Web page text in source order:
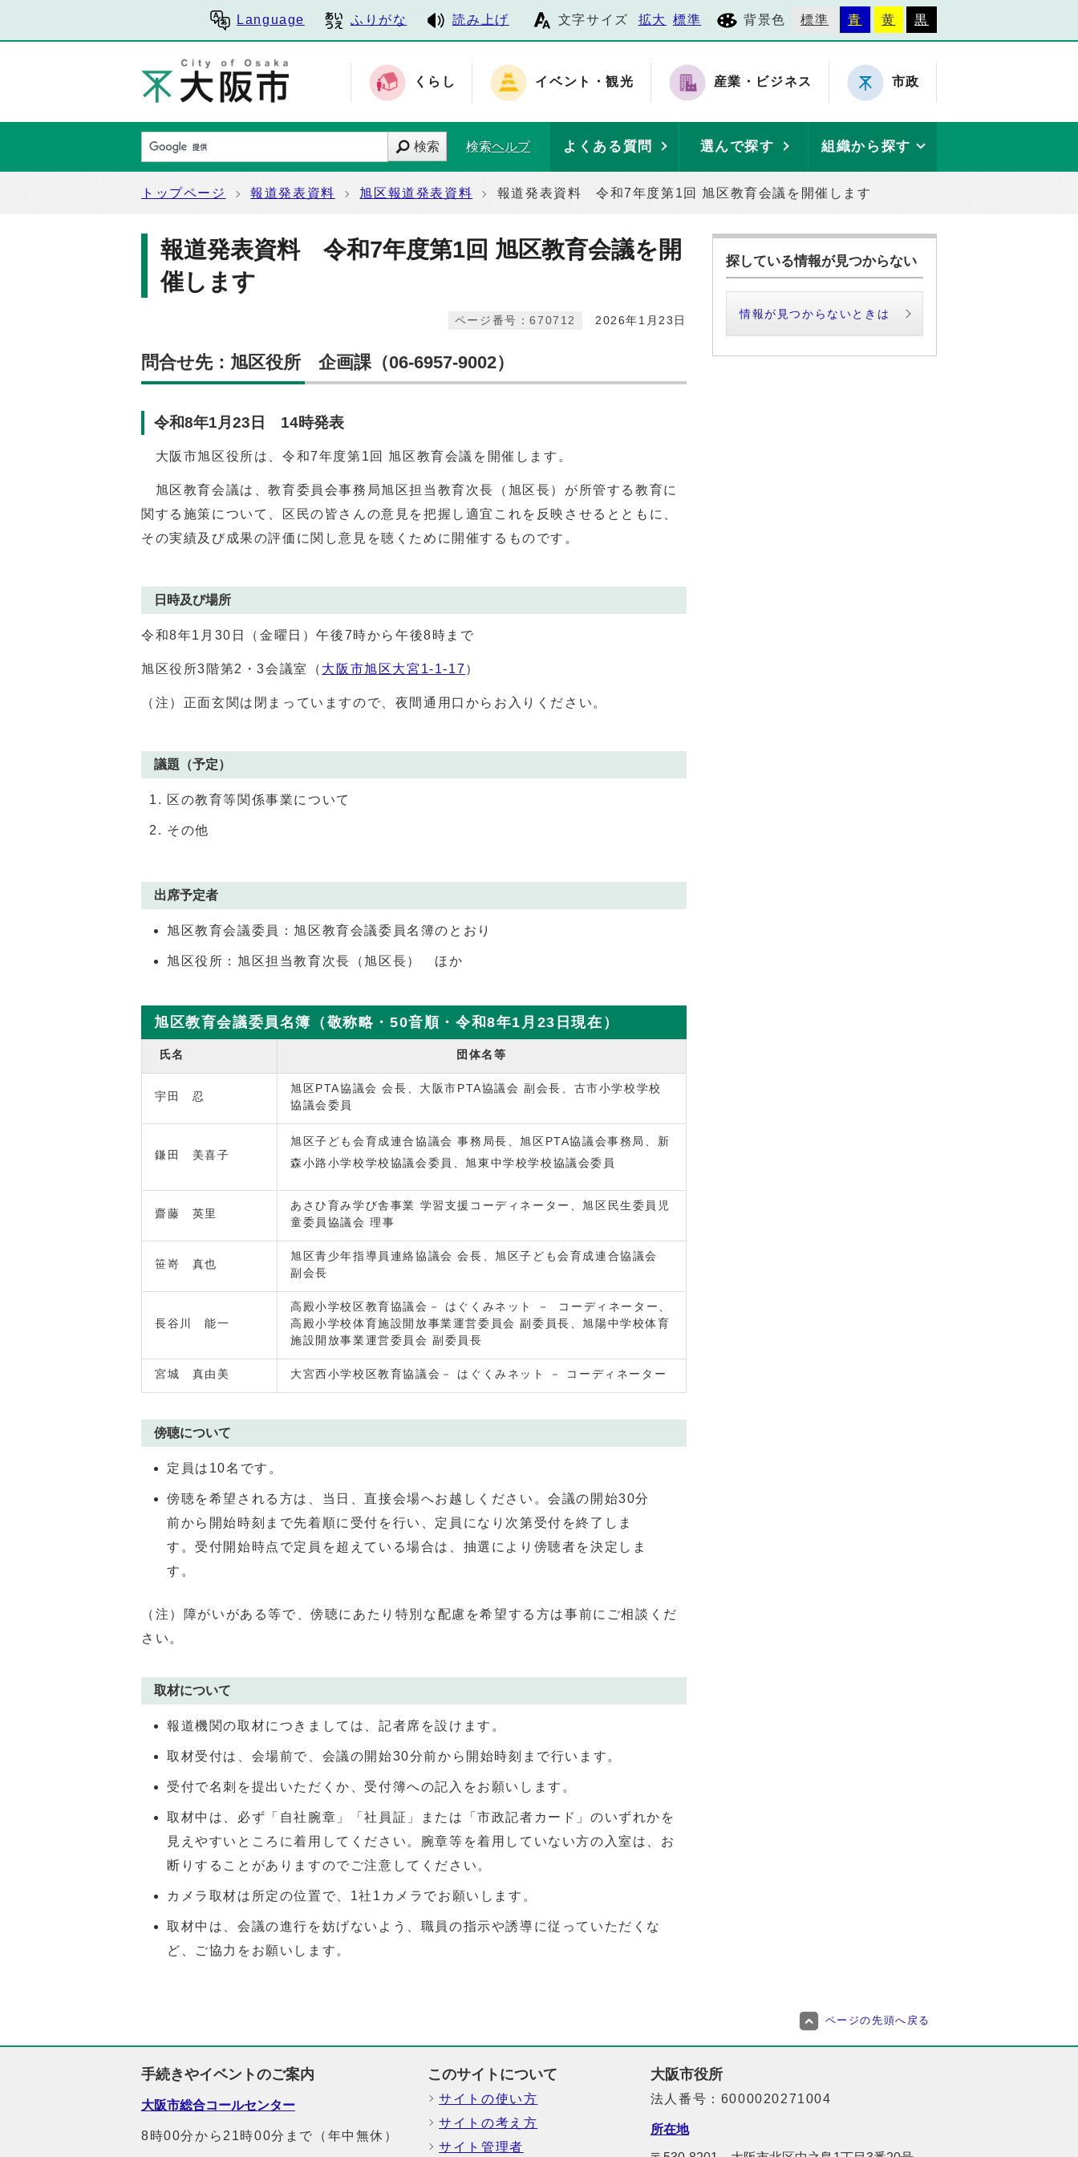
Language ふりがな 読み上げ 文字サイズ 拡大 標準 背景色 標準 青 黄 黒
くらし イベント・観光 産業・ビジネス 市政
検索 検索ヘルプ よくある質問 選んで探す 組織から探す
トップページ 報道発表資料 旭区報道発表資料 報道発表資料 令和7年度第1回 旭区教育会議を開催します
報道発表資料 令和7年度第1回 旭区教育会議を開
催します
2026年1月23日
ページ番号：670712
問合せ先：旭区役所 企画課（06-6957-9002）
令和8年1月23日 14時発表
大阪市旭区役所は、令和7年度第1回 旭区教育会議を開催します。
旭区教育会議は、教育委員会事務局旭区担当教育次長（旭区長）が所管する教育に
関する施策について、区民の皆さんの意見を把握し適宜これを反映させるとともに、
その実績及び成果の評価に関し意見を聴くために開催するものです。
日時及び場所
令和8年1月30日（金曜日）午後7時から午後8時まで
旭区役所3階第2・3会議室（ 大阪市旭区大宮1-1-17 ）
（注）正面玄関は閉まっていますので、夜間通用口からお入りください。
議題（予定）
区の教育等関係事業について
その他
出席予定者
旭区教育会議委員：旭区教育会議委員名簿のとおり
旭区役所：旭区担当教育次長（旭区長） ほか
旭区教育会議委員名簿（敬称略・50音順・令和8年1月23日現在）
氏名 団体名等
宇田 忍
旭区PTA協議会 会長、大阪市PTA協議会 副会長、古市小学校学校
協議会委員
鎌田 美喜子
旭区子ども会育成連合協議会 事務局長、旭区PTA協議会事務局、新
森小路小学校学校協議会委員、旭東中学校学校協議会委員
齋藤 英里
あさひ育み学び舎事業 学習支援コーディネーター、旭区民生委員児
童委員協議会 理事
笹嵜 真也
旭区青少年指導員連絡協議会 会長、旭区子ども会育成連合協議会
副会長
長谷川 能一
高殿小学校区教育協議会－ はぐくみネット － コーディネーター、
高殿小学校体育施設開放事業運営委員会 副委員長、旭陽中学校体育
施設開放事業運営委員会 副委員長
宮城 真由美 大宮西小学校区教育協議会－ はぐくみネット － コーディネーター
傍聴について
定員は10名です。
傍聴を希望される方は、当日、直接会場へお越しください。会議の開始30分
前から開始時刻まで先着順に受付を行い、定員になり次第受付を終了しま
す。受付開始時点で定員を超えている場合は、抽選により傍聴者を決定しま
す。
（注）障がいがある等で、傍聴にあたり特別な配慮を希望する方は事前にご相談くだ
さい。
取材について
報道機関の取材につきましては、記者席を設けます。
取材受付は、会場前で、会議の開始30分前から開始時刻まで行います。
受付で名刺を提出いただくか、受付簿への記入をお願いします。
取材中は、必ず「自社腕章」「社員証」または「市政記者カード」のいずれかを
見えやすいところに着用してください。腕章等を着用していない方の入室は、お
断りすることがありますのでご注意してください。
カメラ取材は所定の位置で、1社1カメラでお願いします。
取材中は、会議の進行を妨げないよう、職員の指示や誘導に従っていただくな
ど、ご協力をお願いします。
探している情報が見つからない
情報が見つからないときは
ページの先頭へ戻る
手続きやイベントのご案内
大阪市総合コールセンター
8時00分から21時00分まで（年中無休）
このサイトについて
サイトの使い方
サイトの考え方
サイト管理者
大阪市役所
法人番号：6000020271004
所在地